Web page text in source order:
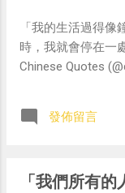
「我的生活過得
時，我就會停在一
Chinese Quotes
發佈留言
「我們所有